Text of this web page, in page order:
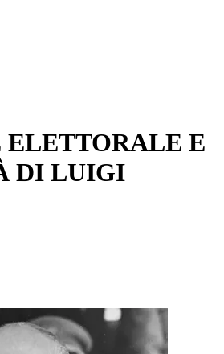
ELETTORALE E
DI LUIGI